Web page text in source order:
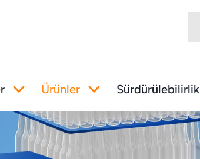
Ürünler Sürdürülebilirlik